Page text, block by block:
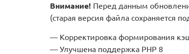
Внимание! Перед данным
(старая версия файла сохраняется
Корректировка формирования
Улучшена поддержка PHP 8